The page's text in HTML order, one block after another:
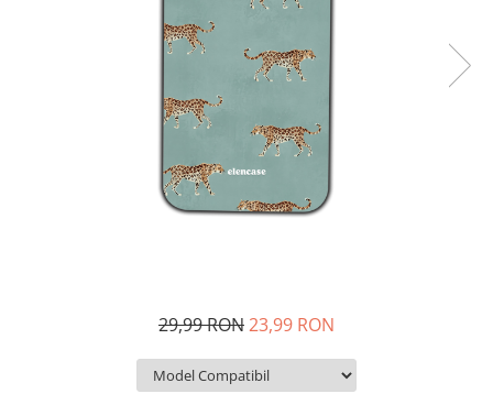
29,99 RON23,99 RON